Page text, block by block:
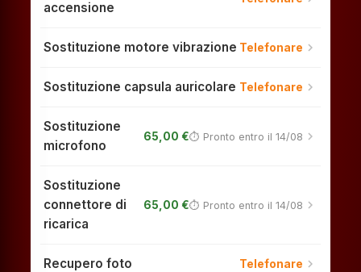
accensione
Sostituzione motore vibrazione Telefonare chevron_right
Sostituzione capsula auricolare Telefonare chevron_right
Sostituzione
microfono
65,00 €⏱ Pronto entro il 14/08 chevron_right
Sostituzione
connettore di
ricarica
65,00 €⏱ Pronto entro il 14/08 chevron_right
Recupero foto Telefonare chevron_right